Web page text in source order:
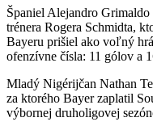
Španiel Alejandro
trénera Rogera Schmidta,
Bayeru prišiel ako voľný
ofenzívne čísla: 11 gólov a
Mladý Nigérijčan Nathan
za ktorého Bayer zaplatil
výbornej druholigovej